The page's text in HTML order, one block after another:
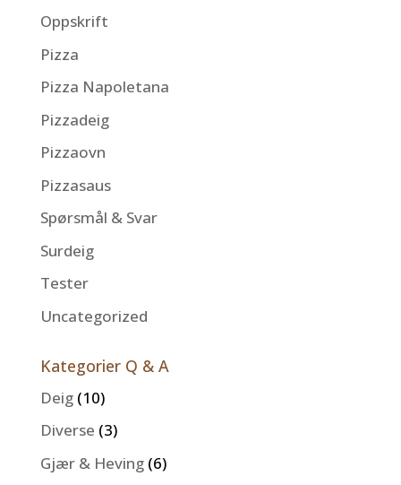
Oppskrift
Pizza
Pizza Napoletana
Pizzadeig
Pizzaovn
Pizzasaus
Spørsmål & Svar
Surdeig
Tester
Uncategorized
Kategorier Q & A
Deig (10)
Diverse (3)
Gjær & Heving (6)